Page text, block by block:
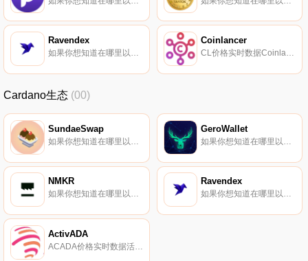
Ravendex
如果你想知道在哪里以当前价格购买Ravendex,目前交易{Ravendex]股票的顶级加密货币交易所是Bitrue和SundaeSwap。您可以在我们的加密货币交易所页面上找到其他列表.
Coinlancer
CL价格实时数据Coinlancer（CL）是一种加密货币,在以太坊平台上运行。Coinlancer目前的供应量为3亿,流通量为0。最近已知的Coinlancer价格为0.02003065美元,在过去24小时内下跌了-1.01美元.
Cardano生态 (00)
SundaeSwap GeroWallet
NMKR
如果你想知道在哪里以当前价格购买NMKR,目前交易{NMKR]股票的顶级加密货币交易所是Bitrue和LCX Exchange。您可以在我们的加密货币交易所页面上找到其他列表.
Ravendex
如果你想知道在哪里以当前价格购买Ravendex,目前交易{Ravendex]股票的顶级加密货币交易所是Bitrue和SundaeSwap。您可以在我们的加密货币交易所页面上找到其他列表.
ActivADA
ACADA价格实时数据活动跟踪器dApp。一旦安装了ActivADA移动应用程序,它将询问加密钱包地址,该地址将在训练（运行）期间与所有收集的实时数据配对。进行训练,保存结果.